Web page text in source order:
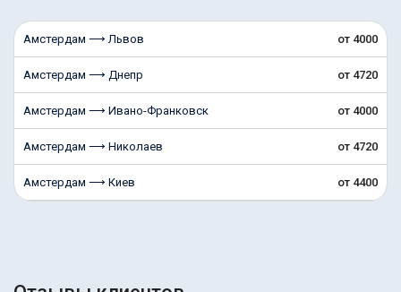
Амстердам ⟶ Львов от 4000
Амстердам ⟶ Днепр от 4720
Амстердам ⟶ Ивано-Франковск от 4000
Амстердам ⟶ Николаев от 4720
Амстердам ⟶ Киев от 4400